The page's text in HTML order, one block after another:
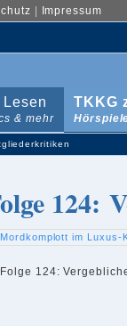
Impressum
Lesen
& mehr
TKKG
124:
Mordkomplott im Luxus-